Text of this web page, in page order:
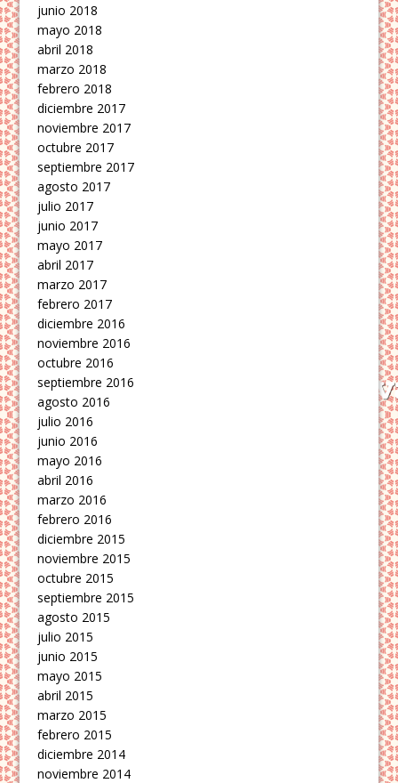
junio 2018
mayo 2018
abril 2018
marzo 2018
febrero 2018
diciembre 2017
noviembre 2017
octubre 2017
septiembre 2017
agosto 2017
julio 2017
junio 2017
mayo 2017
abril 2017
marzo 2017
febrero 2017
diciembre 2016
noviembre 2016
octubre 2016
septiembre 2016
agosto 2016
julio 2016
junio 2016
mayo 2016
abril 2016
marzo 2016
febrero 2016
diciembre 2015
noviembre 2015
octubre 2015
septiembre 2015
agosto 2015
julio 2015
junio 2015
mayo 2015
abril 2015
marzo 2015
febrero 2015
diciembre 2014
noviembre 2014